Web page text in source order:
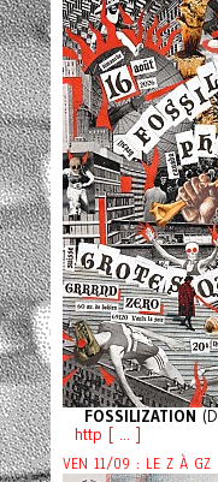
FOSSILIZATION
http [ ... ]
VEN 11/09 : LE Z À GZ